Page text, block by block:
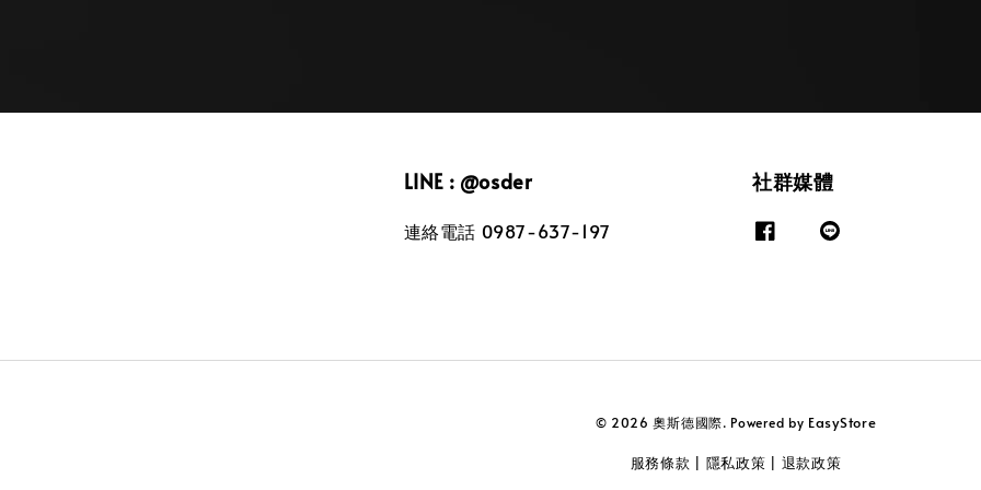
LINE : @osder
連絡電話 0987-637-197
社群媒體
© 2026 奧斯德國際. Powered by EasyStore
服務條款 隱私政策 退款政策